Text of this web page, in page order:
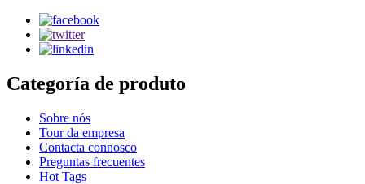
Categoría de produto
Sobre nós
Tour da empresa
Contacta connosco
Preguntas frecuentes
Hot Tags